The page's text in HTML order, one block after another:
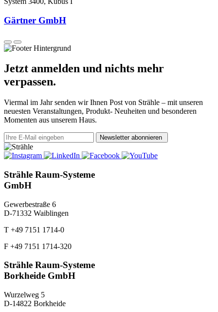
Gärtner GmbH
Jetzt anmelden und nichts mehr
verpassen.
Viermal im Jahr senden wir Ihnen Post von Strähle – mit unseren
neuesten Veranstaltungen, Produkt- Neuheiten und besonderen
Momenten aus unserem Haus.
Newsletter abonnieren
Strähle Raum-Systeme
GmbH
Gewerbestraße 6
D-71332 Waiblingen
T +49 7151 1714-0
F +49 7151 1714-320
Strähle Raum-Systeme
Borkheide GmbH
Wurzelweg 5
D-14822 Borkheide